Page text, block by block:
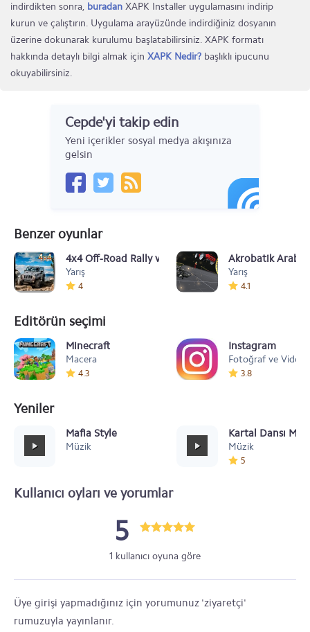
indirdikten sonra, buradan XAPK Installer uygulamasını indirip
kurun ve çalıştırın. Uygulama arayüzünde indirdiğiniz dosyanın
üzerine dokunarak kurulumu başlatabilirsiniz. XAPK formatı
hakkında detaylı bilgi almak için XAPK Nedir? başlıklı ipucunu
okuyabilirsiniz.
Cepde'yi takip edin
Yeni içerikler sosyal medya akışınıza
gelsin
Benzer oyunlar
4x4 Off-Road Rally v1.01
Yarış
4
Akrobatik Araba
Yarış
4.1
Editörün seçimi
Minecraft
Macera
4.3
Instagram
Fotoğraf ve Video
3.8
Yeniler
Mafia Style
Müzik
Kartal Dansı
Müzik
5
Kullanıcı oyları ve yorumlar
5
1 kullanıcı oyuna göre
Üye girişi yapmadığınız için yorumunuz 'ziyaretçi'
rumuzuyla yayınlanır.